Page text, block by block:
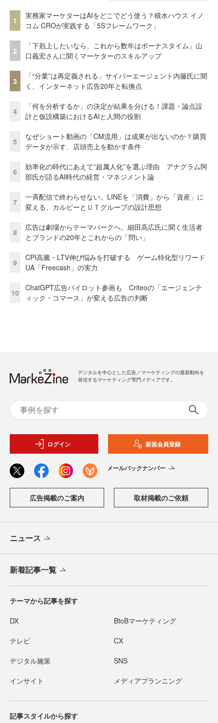
1
実務家マーケターはAIをどこでどう使う？積水ハウス イノ
コム CROが実践する「5Sフレームワーク」
2
「下剋上したいなら、これから数年はボーナスタイム」山
口義宏さんに聞くマーケターのスキルアップ
3
「“分業”は再定義される」サイバーエージェント内藤氏に聞
く、インターネット広告20年と転換点
4
「何を分析するか」の決定が結果を分ける！課題・論点設
計と仮説構築におけるAIと人間の役割
5
なぜショート動画の「CM流用」は成果が出ないのか？購買
データが示す、店頭売上を動かす条件
6
効率化の時代にあえて“超属人化”を選ぶ理由 アナグラム阿
部氏が語るAI時代の経営・マネジメント論
7
一斉配信で終わらせない。LINEを「消費」から「資産」に
変える、カルビーとＵＴグループの設計思想
8
広告は劇場からテーマパークへ。細田高広氏に聞く生活者
とブランドの20年とこれからの「問い」
9
CPI高騰・LTV伸び悩みを打破する ゲーム特化型リワード
UA「Freecash」の実力
10
ChatGPT広告パイロット参画も Criteoの「エージェンテ
ィック・コマース」が変える広告の判断
デジタルを中心とした広告／マーケティングの最新動向を
発信するマーケティング専門メディアです。
ログイン 新規会員登録
メールバックナンバー
広告掲載のご案内 取材掲載のご依頼
ニュース
新着記事一覧
テーマから記事を探す
DX BtoBマーケティング
テレビ CX
デジタル施策 SNS
インサイト メディアプランニング
記事スタイルから探す